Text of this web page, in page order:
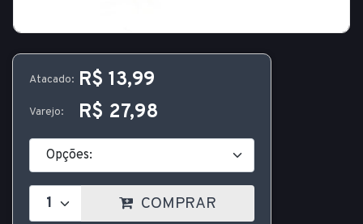
Atacado: R$ 13,99
Varejo: R$ 27,98
COMPRAR